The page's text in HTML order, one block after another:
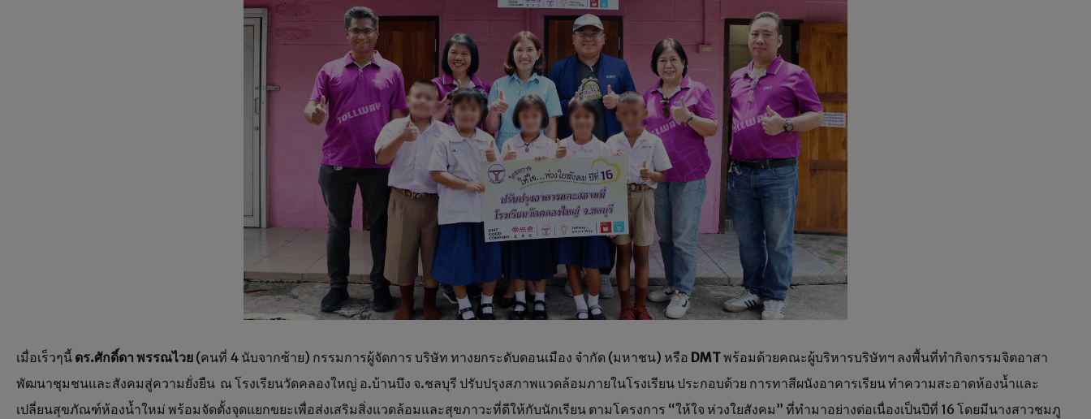
เมื่อเร็วๆนี้ ดร.ศักดิ์ดา พรรณไวย (คนที่ 4 นับจากซ้าย) กรรมการผู้จัดการ บริษัท ทางยกระดับดอนเมือง จำกัด (มหาชน) หรือ DMTพร้อมด้วยคณะผู้บริหารบริษัทฯ ลงพื้นที่ทำกิจกรรมจิตอาสา
พัฒนาชุมชนและสังคมสู่ความยั่งยืน ณ โรงเรียนวัดคลองใหญ่ อ.บ้านบึง จ.ชลบุรี ปรับปรุงสภาพแวดล้อมภายในโรงเรียน ประกอบด้วย การทาสีผนังอาคารเรียน ทำความสะอาดห้องน้ำและ
เปลี่ยนสุขภัณฑ์ห้องน้ำใหม่ พร้อมจัดตั้งจุดแยกขยะเพื่อส่งเสริมสิ่งแวดล้อมและสุขภาวะที่ดีให้กับนักเรียน ตามโครงการ “ให้ใจ ห่วงใยสังคม” ที่ทำมาอย่างต่อเนื่องเป็นปีที่ 16 โดยมีนางสาวชมภู